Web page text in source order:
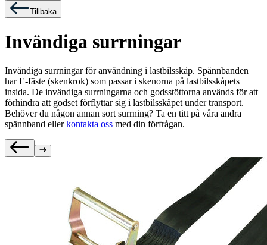
Tillbaka
Invändiga surrningar
Invändiga surrningar för användning i lastbilsskåp. Spännbanden
har E-fäste (skenkrok) som passar i skenorna på lastbilsskåpets
insida. De invändiga surrningarna och godsstöttorna används för att
förhindra att godset förflyttar sig i lastbilsskåpet under transport.
Behöver du någon annan sort surrning? Ta en titt på våra andra
spännband ellerkontakta oss med din förfrågan.